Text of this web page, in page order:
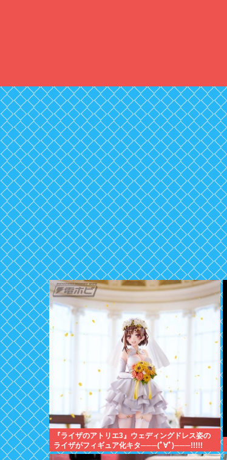
『ライザのアトリエ3』ウェディングドレス姿の
ライザがフィギュア化キタ───(ﾟ∀ﾟ)───!!!!!